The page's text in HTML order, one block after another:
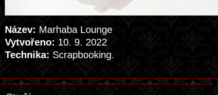
Název: Marhaba Lounge
Vytvořeno: 10. 9. 2022
Technika: Scrapbooking.